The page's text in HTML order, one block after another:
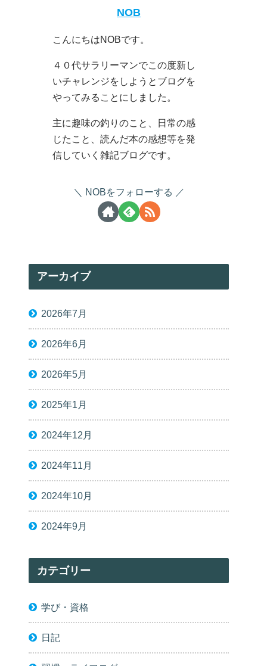
NOB
こんにちはNOBです。
４０代サラリーマンでこの度新し
いチャレンジをしようとブログを
やってみることにしました。
主に趣味の釣りのこと、日常の感
じたこと、読んだ本の感想等を発
信していく雑記ブログです。
NOBをフォローする
アーカイブ
2026年7月
2026年6月
2026年5月
2025年1月
2024年12月
2024年11月
2024年10月
2024年9月
カテゴリー
学び・資格
日記